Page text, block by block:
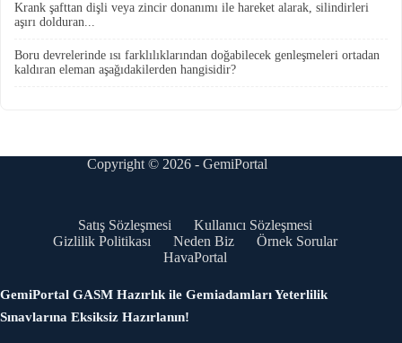
Krank şafttan dişli veya zincir donanımı ile hareket alarak, silindirleri
aşırı dolduran...
Boru devrelerinde ısı farklılıklarından doğabilecek genleşmeleri ortadan
kaldıran eleman aşağıdakilerden hangisidir?
Copyright © 2026 - GemiPortal
Satış Sözleşmesi
Kullanıcı Sözleşmesi
Gizlilik Politikası
Neden Biz
Örnek Sorular
HavaPortal
GemiPortal GASM Hazırlık ile Gemiadamları Yeterlilik
Sınavlarına Eksiksiz Hazırlanın!